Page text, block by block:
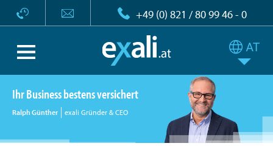
+49 (0) 821 / 80 99 46 - 0
Ihr Business bestens versichert
Ralph Günther exali Gründer & CEO